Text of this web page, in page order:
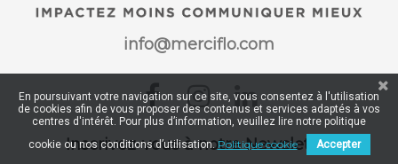
info@merciflo.com
FacebookInstagramLinkedIn
Inscrivez-vous à notre Newsletter
En poursuivant votre navigation sur ce site, vous consentez à l'utilisation
de cookies afin de vous proposer des contenus et services adaptés à vos
centres d'intérêt. Pour plus d’information, veuillez lire notre politique
cookie ou nos conditions d’utilisation.Politique cookie Accepter